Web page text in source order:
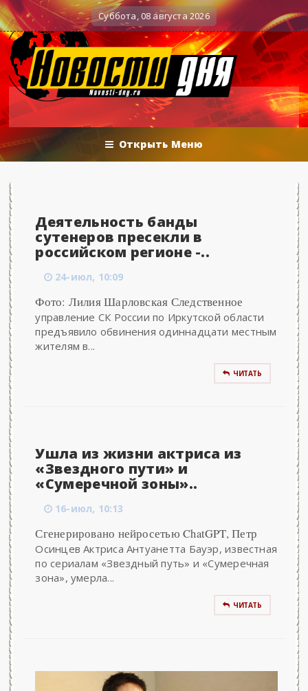
Военные действия Вечерние баталии политологов у Соловьёва
Суббота, 08 августа 2026
Открыть Меню
Деятельность банды
сутенеров пресекли в
российском регионе -..
24-июл, 10:09
Фото: Лилия Шарловская Следственное
управление СК России по Иркутской области
предъявило обвинения одиннадцати местным
жителям в...
ЧИТАТЬ
Ушла из жизни актриса из
«Звездного пути» и
«Сумеречной зоны»..
16-июл, 10:13
Сгенерировано нейросетью ChatGPT, Петр
Осинцев Актриса Антуанетта Бауэр, известная
по сериалам «Звездный путь» и «Сумеречная
зона», умерла...
ЧИТАТЬ